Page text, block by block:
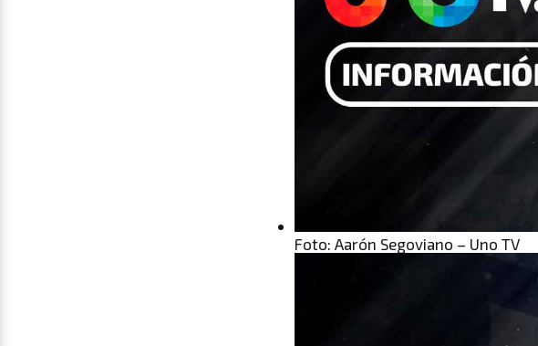
Foto: Aarón Segoviano – Uno TV